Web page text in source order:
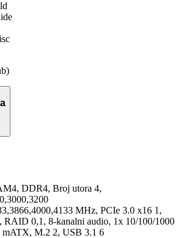
DDR4, Broj utora 4,
MHz, PCIe 3.0 x16 1,
RAID 0,1, 8-kanalni audio, 1x 10/100/1000
mATX, M.2 2, USB 3.1 6